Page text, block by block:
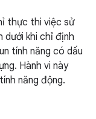
thực thi việc sử
dưới khi chỉ định
tính năng có dấu
Hành vi này
năng động.